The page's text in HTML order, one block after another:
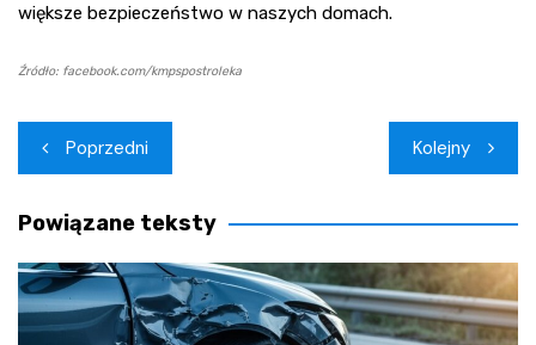
większe bezpieczeństwo w naszych domach.
Źródło: facebook.com/kmpspostroleka
Nawigacja
wpisu
Poprzedni Kolejny
Powiązane teksty